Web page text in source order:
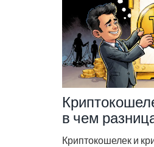
в чем
криптовалют
Криптокошелек и